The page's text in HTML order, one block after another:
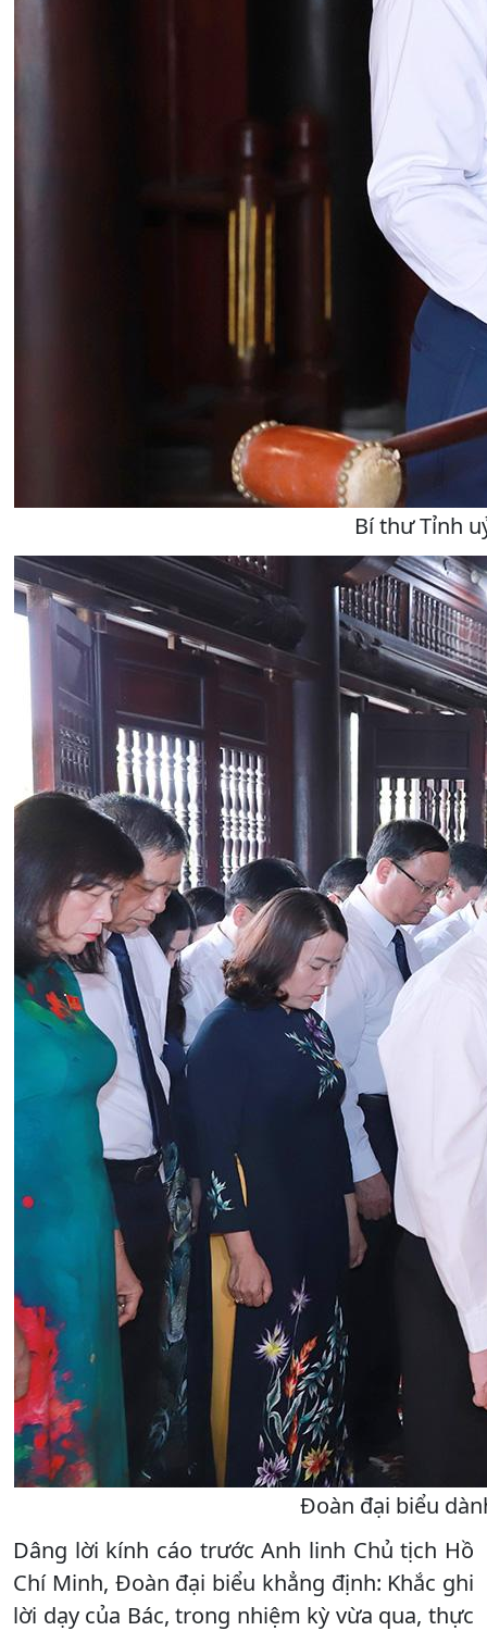
Bí thư Tỉnh
Đoàn đại biểu
Dâng lời kính cáo trước Anh linh Chủ tịch Hồ
Chí Minh, Đoàn đại biểu khẳng định: Khắc ghi
lời dạy của Bác, trong nhiệm kỳ vừa qua, thực